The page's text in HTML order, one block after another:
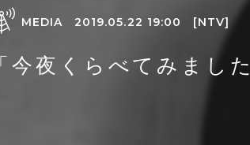
MEDIA 2019.05.22 19:00 [NTV]
「今夜くらべてみまし